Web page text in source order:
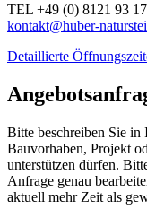
TEL +49 (0) 8121 93
kontakt@huber-
Detaillierte
Bitte beschreiben Sie in
Bauvorhaben, Projekt
unterstützen dürfen.
Anfrage genau
aktuell mehr Zeit als